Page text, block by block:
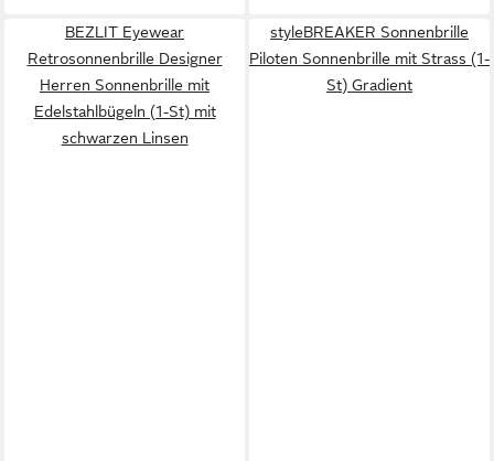
BEZLIT Eyewear
Retrosonnenbrille Designer
Herren Sonnenbrille mit
Edelstahlbügeln (1-St) mit
schwarzen Linsen
styleBREAKER Sonnenbrille
Piloten Sonnenbrille mit Strass (1-
St) Gradient